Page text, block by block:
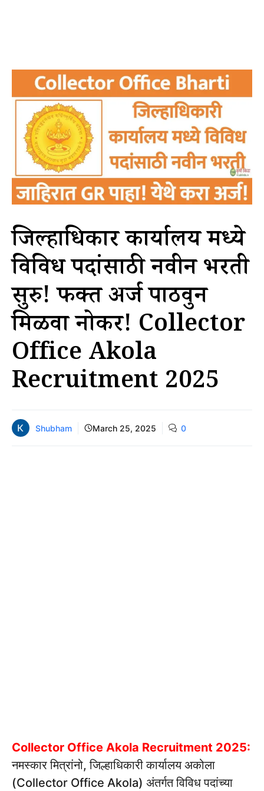
जिल्हाधिकारी कार्यालय मध्ये
विविध पदांसाठी नवीन भरती
सुरु! फक्त अर्ज पाठवुन
मिळवा नोकरी! Collector
Office Akola
Recruitment 2025
Shubham March 25, 2025 0
Collector Office Akola Recruitment 2025:
नमस्कार मित्रांनो, जिल्हाधिकारी कार्यालय अकोला
(Collector Office Akola) अंतर्गत विविध पदांच्या